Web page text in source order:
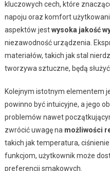
kluczowych cech, które
napoju oraz komfort
aspektów jestwysoka jakość
niezawodność urządzenia.
materiałów, takich jak stal
tworzywa sztuczne, będą
Kolejnym istotnym elementem
powinno być intuicyjne, a jego
problemów nawet
zwrócić uwagę na możliwości
takich jak temperatura,
funkcjom, użytkownik może
preferencji smakowych.